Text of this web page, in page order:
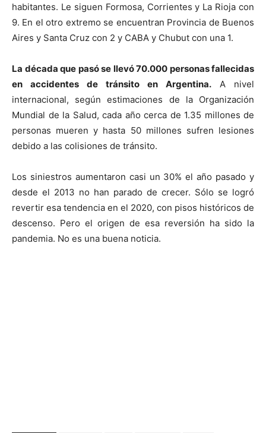
habitantes. Le siguen Formosa, Corrientes y La Rioja con
9. En el otro extremo se encuentran Provincia de Buenos
Aires y Santa Cruz con 2 y CABA y Chubut con una 1.
La década que pasó se llevó 70.000 personas fallecidas
en accidentes de tránsito en Argentina. A nivel
internacional, según estimaciones de la Organización
Mundial de la Salud, cada año cerca de 1.35 millones de
personas mueren y hasta 50 millones sufren lesiones
debido a las colisiones de tránsito.
Los siniestros aumentaron casi un 30% el año pasado y
desde el 2013 no han parado de crecer. Sólo se logró
revertir esa tendencia en el 2020, con pisos históricos de
descenso. Pero el origen de esa reversión ha sido la
pandemia. No es una buena noticia.